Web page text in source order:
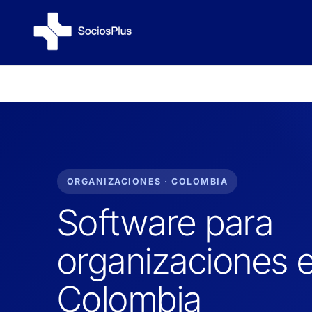
ORGANIZACIONES · COLOMBIA
Software para
organizaciones
Colombia